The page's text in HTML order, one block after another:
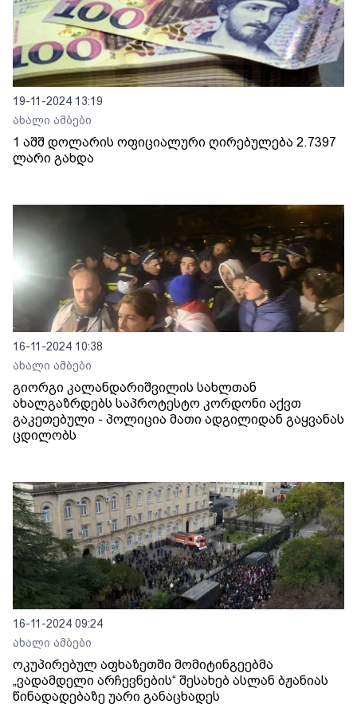
19-11-2024 13:19
ახალი ამბები
1 აშშ დოლარის ოფიციალური ღირებულება 2.7397
ლარი გახდა
16-11-2024 10:38
ახალი ამბები
გიორგი კალანდარიშვილის სახლთან
ახალგაზრდებს საპროტესტო კორდონი აქვთ
გაკეთებული - პოლიცია მათი ადგილიდან გაყვანას
ცდილობს
16-11-2024 09:24
ახალი ამბები
ოკუპირებულ აფხაზეთში მომიტინგეებმა
„ვადამდელი არჩევნების“ შესახებ ასლან ბჟანიას
წინადადებაზე უარი განაცხადეს